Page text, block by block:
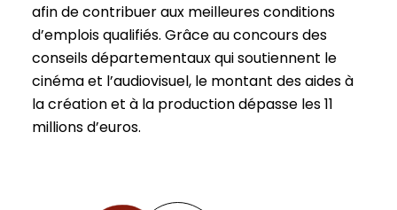
afin de contribuer aux meilleures conditions
d’emplois qualifiés. Grâce au concours des
conseils départementaux qui soutiennent le
cinéma et l’audiovisuel, le montant des aides à
la création et à la production dépasse les 11
millions d’euros.